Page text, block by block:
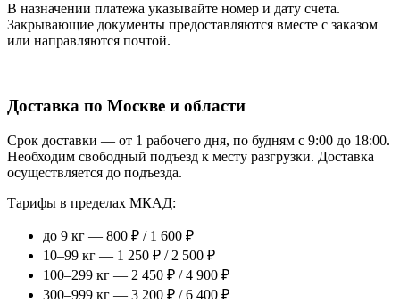
В назначении платежа указывайте номер и дату счета.
Закрывающие документы предоставляются вместе с заказом
или направляются почтой.
Доставка по Москве и области
Срок доставки — от 1 рабочего дня, по будням с 9:00 до 18:00.
Необходим свободный подъезд к месту разгрузки. Доставка
осуществляется до подъезда.
Тарифы в пределах МКАД:
до 9 кг — 800 ₽ / 1 600 ₽
10–99 кг — 1 250 ₽ / 2 500 ₽
100–299 кг — 2 450 ₽ / 4 900 ₽
300–999 кг — 3 200 ₽ / 6 400 ₽